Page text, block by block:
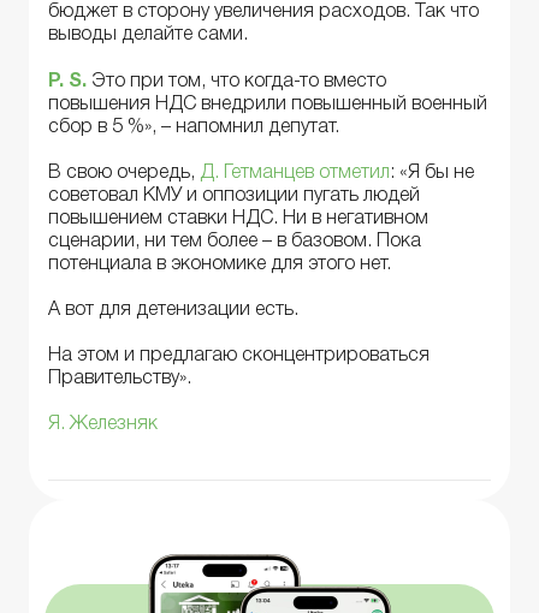
бюджет в сторону увеличения расходов. Так что
выводы делайте сами.
P. S. Это при том, что когда-то вместо
повышения НДС внедрили повышенный военный
сбор в 5 %», – напомнил депутат.
В свою очередь, Д. Гетманцев отметил : «Я бы не
советовал КМУ и оппозиции пугать людей
повышением ставки НДС. Ни в негативном
сценарии, ни тем более – в базовом. Пока
потенциала в экономике для этого нет.
А вот для детенизации есть.
На этом и предлагаю сконцентрироваться
Правительству».
Я. Железняк